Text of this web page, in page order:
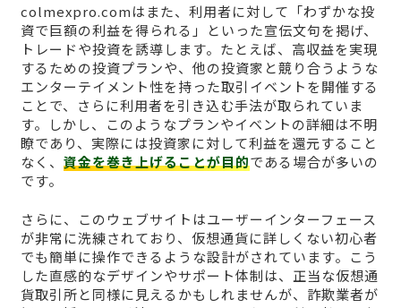
colmexpro.comはまた、利用者に対して「わずかな投
資で巨額の利益を得られる」といった宣伝文句を掲げ、
トレードや投資を誘導します。たとえば、高収益を実現
するための投資プランや、他の投資家と競り合うような
エンターテイメント性を持った取引イベントを開催する
ことで、さらに利用者を引き込む手法が取られていま
す。しかし、このようなプランやイベントの詳細は不明
瞭であり、実際には投資家に対して利益を還元すること
なく、 資金を巻き上げることが目的である場合が多いの
です。
さらに、このウェブサイトはユーザーインターフェース
が非常に洗練されており、仮想通貨に詳しくない初心者
でも簡単に操作できるような設計がされています。こう
した直感的なデザインやサポート体制は、正当な仮想通
貨取引所と同様に見えるかもしれませんが、詐欺業者が